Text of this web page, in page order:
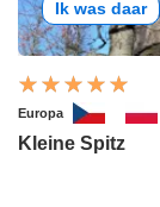
Ik was daar
Europa
Kleine Spitz